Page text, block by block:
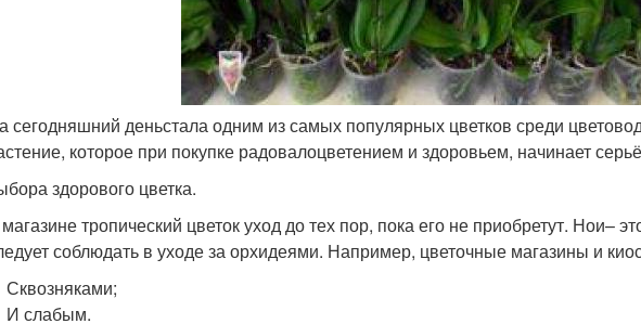
сегодняшний деньстала одним из самых популярных цветков среди
которое при покупке радовалоцветением и здоровьем, начинает
здорового цветка.
тропический цветок уход до тех пор, пока его не приобретут. Нои–
соблюдать в уходе за орхидеями. Например, цветочные магазины и
Сквозняками;
И слабым.